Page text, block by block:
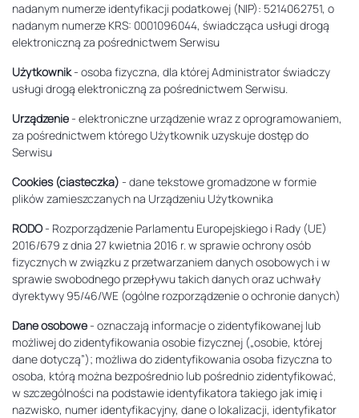
nadanym numerze identyfikacji podatkowej (NIP): 5214062751, o
nadanym numerze KRS: 0001096044, świadcząca usługi drogą
elektroniczną za pośrednictwem Serwisu
Użytkownik- osoba fizyczna, dla której Administrator świadczy
usługi drogą elektroniczną za pośrednictwem Serwisu.
Urządzenie- elektroniczne urządzenie wraz z oprogramowaniem,
za pośrednictwem którego Użytkownik uzyskuje dostęp do
Serwisu
Cookies (ciasteczka) - dane tekstowe gromadzone w formie
plików zamieszczanych na Urządzeniu Użytkownika
RODO- Rozporządzenie Parlamentu Europejskiego i Rady (UE)
2016/679 z dnia 27 kwietnia 2016 r. w sprawie ochrony osób
fizycznych w związku z przetwarzaniem danych osobowych i w
sprawie swobodnego przepływu takich danych oraz uchwały
dyrektywy 95/46/WE (ogólne rozporządzenie o ochronie danych)
Dane osobowe- oznaczają informacje o zidentyfikowanej lub
możliwej do zidentyfikowania osobie fizycznej („osobie, której
dane dotyczą”); możliwa do zidentyfikowania osoba fizyczna to
osoba, którą można bezpośrednio lub pośrednio zidentyfikować,
w szczególności na podstawie identyfikatora takiego jak imię i
nazwisko, numer identyfikacyjny, dane o lokalizacji, identyfikator